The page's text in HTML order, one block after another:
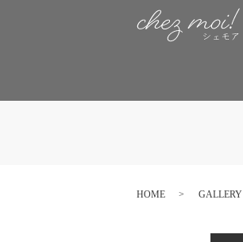
HOME GALLERY